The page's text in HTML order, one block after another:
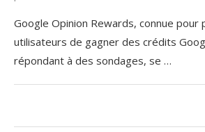
Google Opinion Rewards, connue
utilisateurs de gagner des crédits
répondant à des sondages, se …